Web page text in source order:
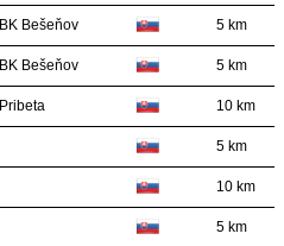
BK Bešeňov 5 km
BK Bešeňov 5 km
Pribeta 10 km
5 km
10 km
5 km